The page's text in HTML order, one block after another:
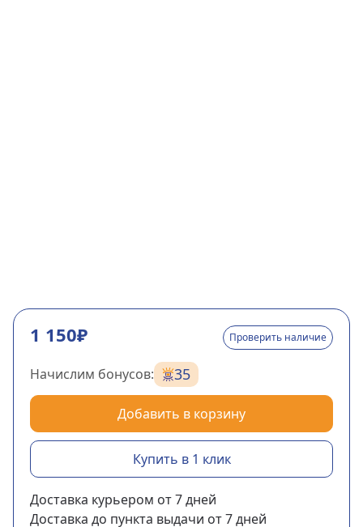
1 150₽ Проверить наличие
Начислим бонусов: 35
Добавить в корзину
Купить в 1 клик
Доставка курьером от 7дней
Доставка до пункта выдачи от 7дней